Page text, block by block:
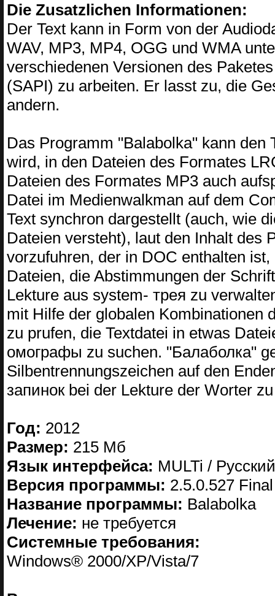
Die Zusatzlichen Informationen:
Der Text kann in Form von der
WAV, MP3, MP4, OGG und WMA
verschiedenen Versionen des
(SAPI) zu arbeiten. Er lasst zu, die
andern.
Das Programm "Balabolka" kann
wird, in den Dateien des Formates
Dateien des Formates MP3 auch
Datei im Medienwalkman auf dem
Text synchron dargestellt (auch, wie
Dateien versteht), laut den Inhalt des
vorzufuhren, der in DOC enthalten
Dateien, die Abstimmungen der
Lekture aus system- трея zu
mit Hilfe der globalen Kombinationen
zu prufen, die Textdatei in etwas
омографы zu suchen. "Балаболка"
Silbentrennungszeichen auf den
запинок bei der Lekture der Worter
Год: 2012
Размер: 215 Мб
Язык интерфейса: MULTi / Русский
Версия программы: 2.5.0.527 Final
Название программы: Balabolka
Лечение: не требуется
Системные требования:
Windows® 2000/XP/Vista/7